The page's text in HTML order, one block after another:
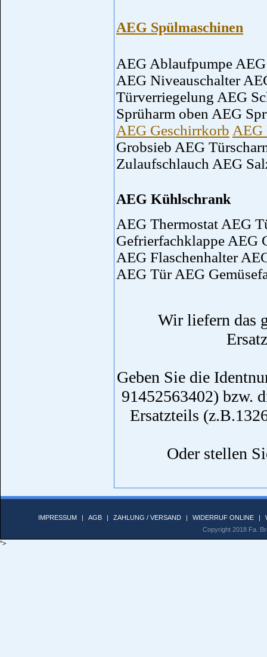
AEG Spülmaschinen
AEG Ablaufpumpe
AEG Niveauschalter
Türverriegelung AEG
Sprüharm oben AEG
AEG Geschirrkorb AEG
Grobsieb AEG
Zulaufschlauch AEG
AEG Kühlschrank
AEG Thermostat AEG
Gefrierfachklappe AEG
AEG Flaschenhalter
AEG Tür AEG
Wir liefern das
Geben Sie die
91452563402) bzw.
Ersatzteils
Oder stellen
IMPRESSUM | AGB | ZAHLUNG / VERSAND | WIDERRUF ONLINE |
Copyright 2018 Fa.
">